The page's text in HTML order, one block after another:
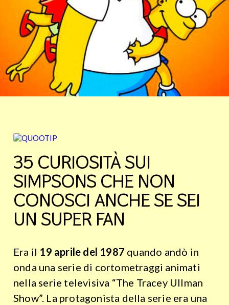
35 CURIOSITÀ SUI
SIMPSONS CHE NON
CONOSCI ANCHE SE SEI
UN SUPER FAN
Era il 19 aprile del 1987 quando andò in
onda una serie di cortometraggi animati
nella serie televisiva “The Tracey Ullman
Show”. La protagonista della serie era una